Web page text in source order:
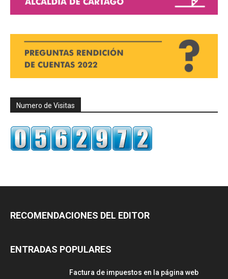
Numero de Visitas
RECOMENDACIONES DEL EDITOR
ENTRADAS POPULARES
Factura de impuestos en la página web